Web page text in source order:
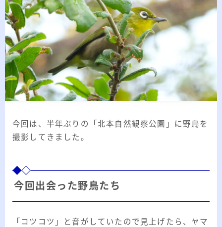
3月～
「秋ヶ瀬公園」春の野鳥観察 ～2026年3
月～
2026.03.08
「見沼自然公園」で野鳥観察 ～2026年3
月～
2026.03.02
「さくら草公園」草焼き後の野鳥観察 ～
2026.01.21
2026年の「川島町の白鳥」初撮り
カテゴリー
今回は、半年ぶりの「北本自然観察公園」に野鳥を
撮影してきました。
今回出会った野鳥たち
「コツコツ」と音がしていたので見上げたら、ヤマ